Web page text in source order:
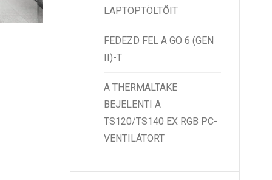
LAPTOPTÖLTŐIT
FEDEZD FEL A GO 6 (GEN
II)-T
A THERMALTAKE
BEJELENTI A
TS120/TS140 EX RGB PC-
VENTILÁTORT